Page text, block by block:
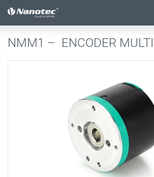
configurazione attiva
NMM1 – ENCODER